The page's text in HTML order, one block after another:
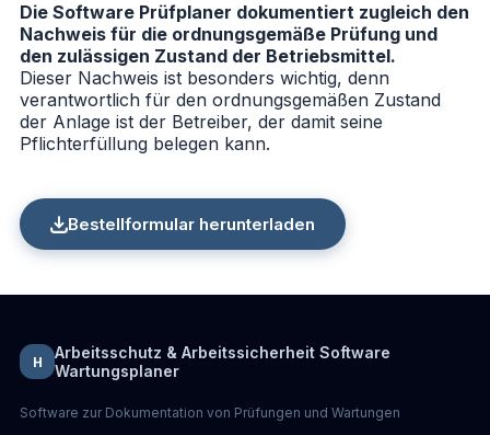
Die Software Prüfplaner dokumentiert zugleich den
Nachweis für die ordnungsgemäße Prüfung und
den zulässigen Zustand der Betriebsmittel.
Dieser Nachweis ist besonders wichtig, denn
verantwortlich für den ordnungsgemäßen Zustand
der Anlage ist der Betreiber, der damit seine
Pflichterfüllung belegen kann.
Bestellformular herunterladen
H
Arbeitsschutz & Arbeitssicherheit Software
Wartungsplaner
Software zur Dokumentation von Prüfungen und Wartungen